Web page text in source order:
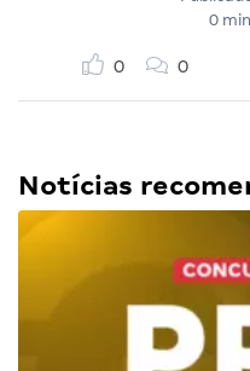
0
0 0
Notícias